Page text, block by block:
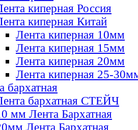
киперная Россия
киперная Китай
Лента киперная 10мм
Лента киперная 15мм
Лента киперная 20мм
Лента киперная 25-
бархатная
бархатная СТЕЙЧ
мм Лента Бархатная
Лента Бархатная